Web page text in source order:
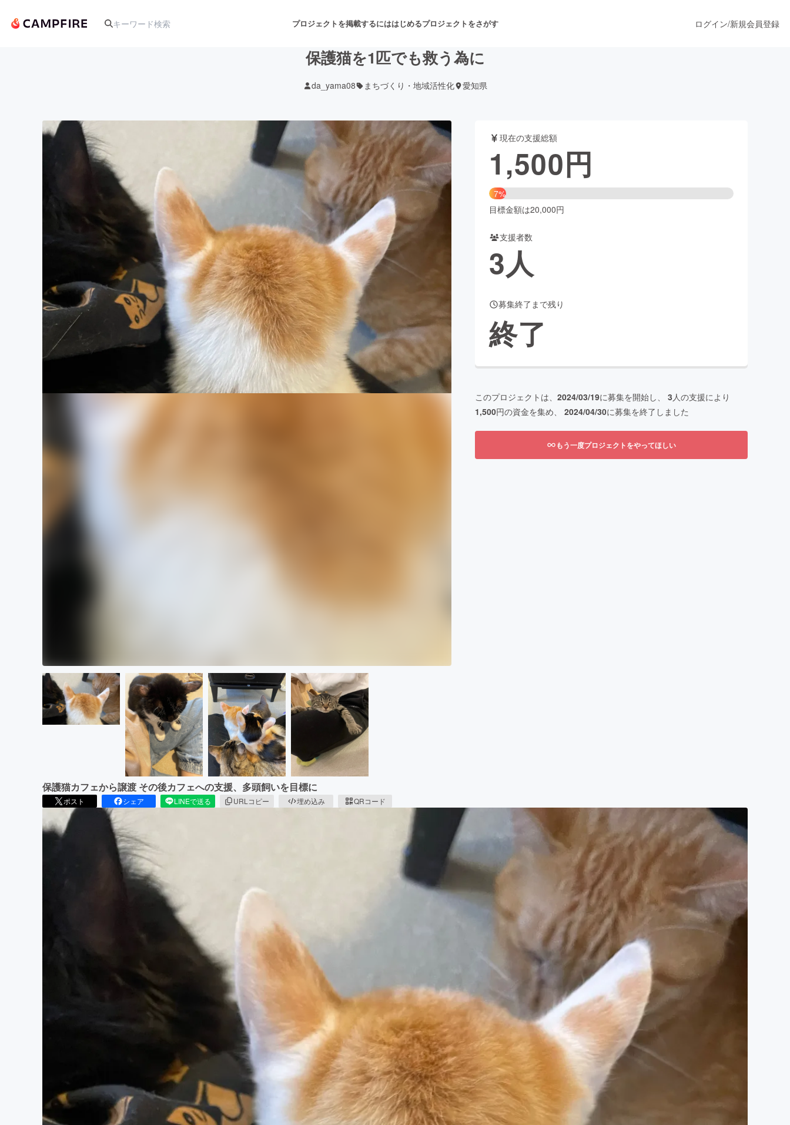
プロジェクトを掲載するにははじめるプロジェクトをさがす
音楽 舞台・パフォーマンス
テクノロジー・ガジェット ゲーム・サービス開発 フード・飲食店
映像・映画 書籍・雑誌出版 アニメ・漫画
ビジネス・起業 チャレンジ ビューティー・ヘルスケア
まちづくり・地域活性化
CAMPFIRE for Social Good
CAMPFIRE Creation
CAMPFIREふるさと納税machi-yaコミュニティ
ログイン/新規会員登録
保護猫を1匹でも救う為に
da_yama08 まちづくり・地域活性化 愛知県
保護猫カフェから譲渡 その後カフェへの支援、多頭飼いを目標に
ポスト シェア LINEで送る URLコピー 埋め込み QRコード
現在の支援総額
1,500円
7%
目標金額は20,000円
支援者数
3人
募集終了まで残り
終了
このプロジェクトは、 2024/03/19に募集を開始し、 3人の支援により
1,500円の資金を集め、 2024/04/30に募集を終了しました
もう一度プロジェクトをやってほしい